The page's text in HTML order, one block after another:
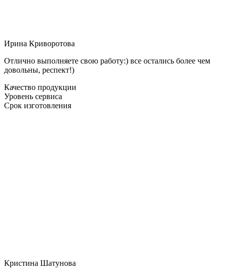
Ирина Криворотова
Отлично выполняете свою работу:) все остались более чем
довольны, респект!)
Качество продукции
Уровень сервиса
Срок изготовления
Кристина Шатунова